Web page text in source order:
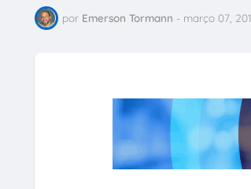
por Emerson Tormann - março 07,